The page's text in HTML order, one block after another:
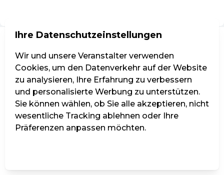
Ihre Datenschutzeinstellungen
Wir und unsere Veranstalter verwenden
Cookies, um den Datenverkehr auf der Website
zu analysieren, Ihre Erfahrung zu verbessern
und personalisierte Werbung zu unterstützen.
Sie können wählen, ob Sie alle akzeptieren, nicht
wesentliche Tracking ablehnen oder Ihre
Präferenzen anpassen möchten.